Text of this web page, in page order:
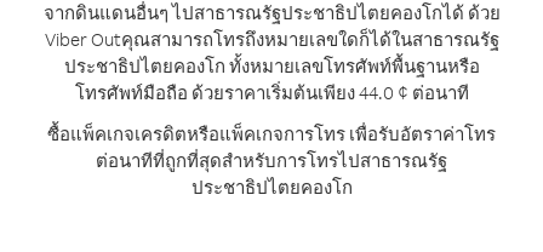
จากดินแดนอื่นๆ ไปสาธารณรัฐประชาธิปไตยคองโกได้ ด้วย
Viber Outคุณสามารถโทรถึงหมายเลขใดก็ได้ในสาธารณรัฐ
ประชาธิปไตยคองโก ทั้งหมายเลขโทรศัพท์พื้นฐานหรือ
โทรศัพท์มือถือ ด้วยราคาเริ่มต้นเพียง 44.0 ¢ ต่อนาที
ซื้อแพ็คเกจเครดิตหรือแพ็คเกจการโทร เพื่อรับอัตราค่าโทร
ต่อนาทีที่ถูกที่สุดสำหรับการโทรไปสาธารณรัฐ
ประชาธิปไตยคองโก